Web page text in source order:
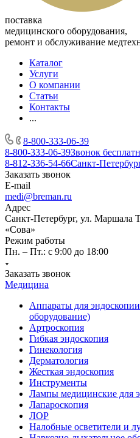
поставка
медицинского оборудования,
ремонт и обслуживание
Каталог
Услуги
О компании
Статьи
Контакты
...
8-800-333-06-39
8-800-333-06-39Звонок
8-812-336-54-66Санкт-
Заказать звонок
E-mail
medi@breman.ru
Адрес
Санкт-Петербург, ул. Маршала
«Сова»
Режим работы
Пн. – Пт.: с 9:00 до 18:00
Заказать звонок
Медицина
Аппараты для
оборудование)
Артроскопия
Гибкая эндоскопия
Гинекология
Дерматология
Жесткая эндоскопия
Инструменты
Лампы медицинские для
Лапароскопия
ЛОР
Налобные осветители и